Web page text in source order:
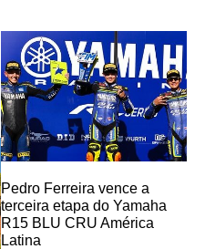
Pedro Ferreira vence a
terceira etapa do Yamaha
R15 BLU CRU América
Latina